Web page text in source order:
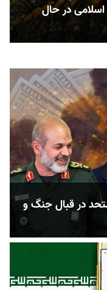
در حال
در قبال جنگ و